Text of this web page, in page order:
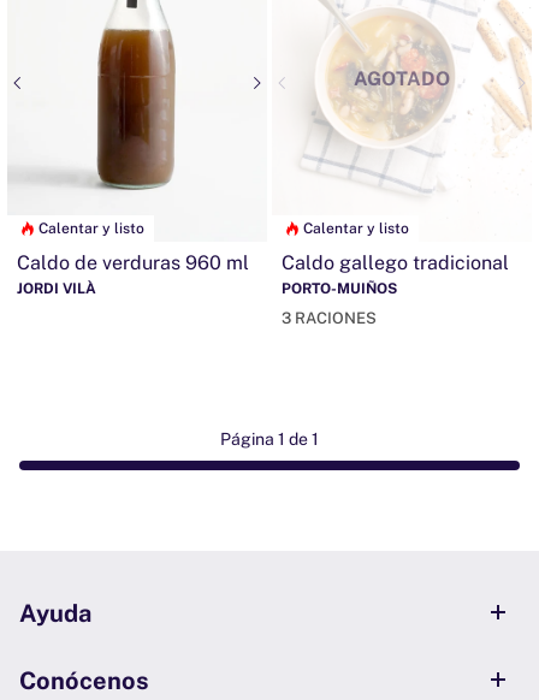
Calentar y listo
Caldo de verduras 960 ml
JORDI VILÀ
AGOTADO
Calentar y listo
Caldo gallego tradicional
PORTO-MUIÑOS
3 RACIONES
Página 1 de 1
Ayuda
Conócenos